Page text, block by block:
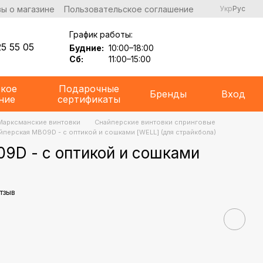
о магазине Пользовательское соглашение УкрРус
55 05
График работы:
Будние: 10:00–18:00
Сб:
11:00–15:00
Подарочные
сертификаты
Бренды Вход
винтовки
Снайперские винтовки спринговые
MB09D - с оптикой и сошками [WELL] (для страйкбола)
- с оптикой и сошками